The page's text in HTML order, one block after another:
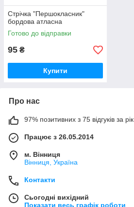
Стрічка "Першокласник"
бордова атласна
Готово до відправки
95 ₴
Купити
Про нас
97% позитивних з 75 відгуків за рік
Працює з 26.05.2014
м. Вінниця
Вінниця, Україна
Контакти
Сьогодні вихідний
Показати весь графік роботи